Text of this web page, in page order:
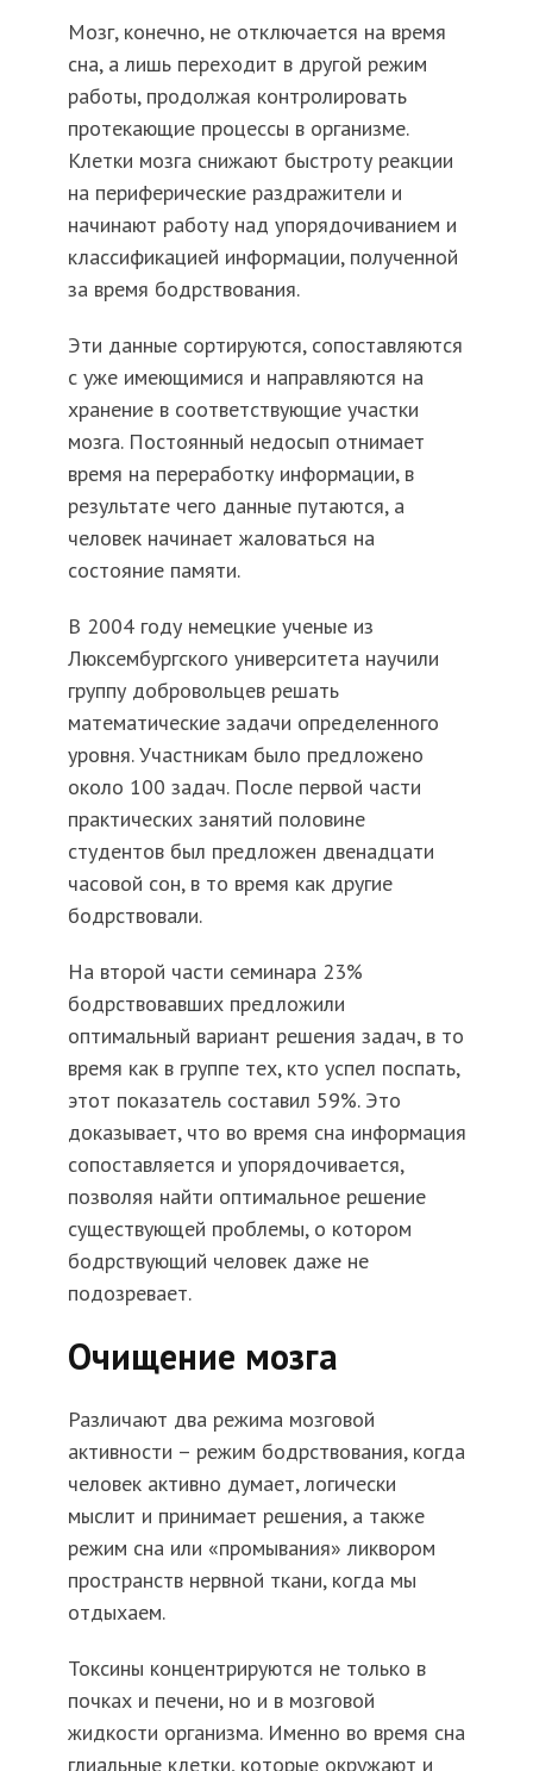
Мозг, конечно, не отключается на время
сна, а лишь переходит в другой режим
работы, продолжая контролировать
протекающие процессы в организме.
Клетки мозга снижают быстроту реакции
на периферические раздражители и
начинают работу над упорядочиванием и
классификацией информации, полученной
за время бодрствования.
Эти данные сортируются, сопоставляются
с уже имеющимися и направляются на
хранение в соответствующие участки
мозга. Постоянный недосып отнимает
время на переработку информации, в
результате чего данные путаются, а
человек начинает жаловаться на
состояние памяти.
В 2004 году немецкие ученые из
Люксембургского университета научили
группу добровольцев решать
математические задачи определенного
уровня. Участникам было предложено
около 100 задач. После первой части
практических занятий половине
студентов был предложен двенадцати
часовой сон, в то время как другие
бодрствовали.
На второй части семинара 23%
бодрствовавших предложили
оптимальный вариант решения задач, в то
время как в группе тех, кто успел поспать,
этот показатель составил 59%. Это
доказывает, что во время сна информация
сопоставляется и упорядочивается,
позволяя найти оптимальное решение
существующей проблемы, о котором
бодрствующий человек даже не
подозревает.
Очищение мозга
Различают два режима мозговой
активности – режим бодрствования, когда
человек активно думает, логически
мыслит и принимает решения, а также
режим сна или «промывания» ликвором
пространств нервной ткани, когда мы
отдыхаем.
Токсины концентрируются не только в
почках и печени, но и в мозговой
жидкости организма. Именно во время сна
глиальные клетки, которые окружают и